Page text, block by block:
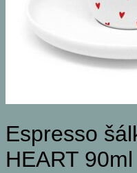
Espresso
HEART 90ml